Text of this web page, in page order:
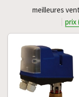
meilleures
prix